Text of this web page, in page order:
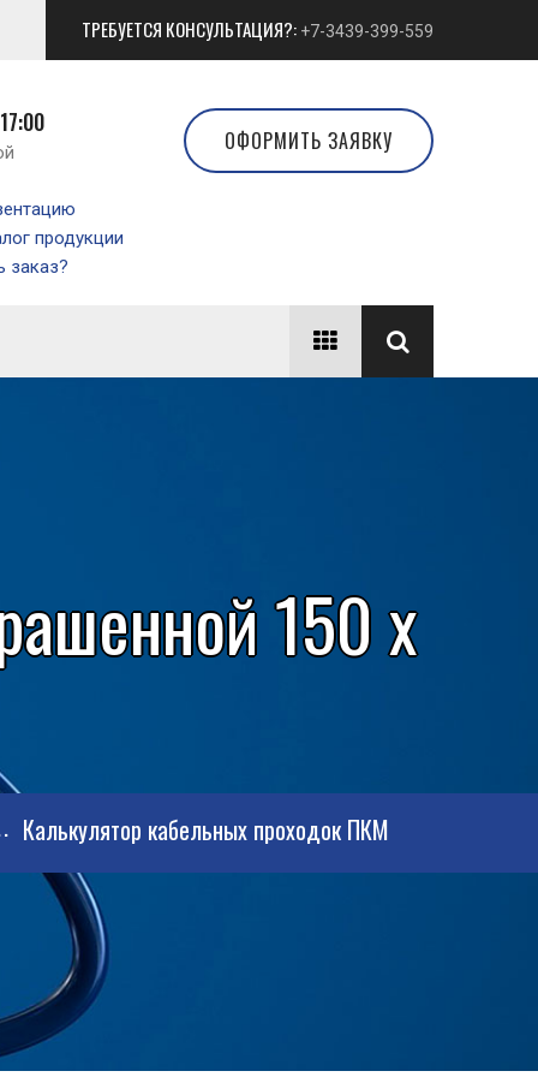
ТРЕБУЕТСЯ КОНСУЛЬТАЦИЯ?: +7-3439-399-559
продукции
заказ?
ОФОРМИТЬ ЗАЯВКУ
150 x
Калькулятор кабельных проходок ПКМ